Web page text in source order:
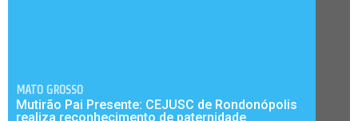
MATO GROSSO
Mutirão Pai Presente: CEJUSC de Rondonópolis
realiza reconhecimento de paternidade